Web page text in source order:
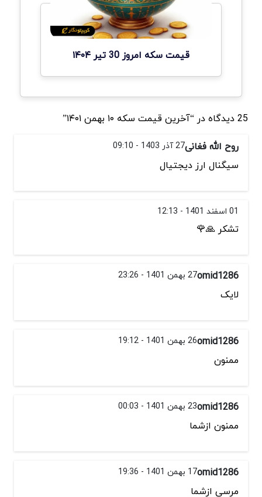
قیمت سکه امروز 30 تیر ۱۴۰۴
25 دیدگاه در “آخرین قیمت سکه ۱۰ بهمن ۱۴۰۱”
روح الله فغانی27 آذر 1403 - 09:10
سیگنال ارز دیجتیال
01 اسفند 1401 - 12:13
تشکر 🙏🌹
omid128627 بهمن 1401 - 23:26
لایک
omid128626 بهمن 1401 - 19:12
ممنون
omid128623 بهمن 1401 - 00:03
ممنون ازشما
omid128617 بهمن 1401 - 19:36
مرسی ازشما